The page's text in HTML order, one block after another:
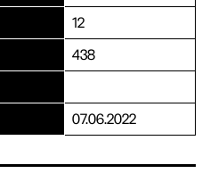
12
438
07.06.2022